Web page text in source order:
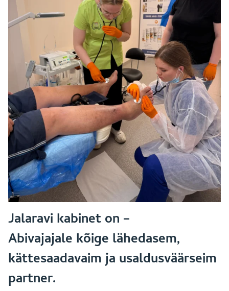
Jalaravi kabinet on –
Abivajajale kõige lähedasem,
kättesaadavaim ja usaldusväärseim
partner.